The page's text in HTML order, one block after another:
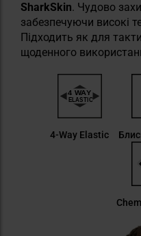
SharkSkin. Чудово
забезпечуючи високі
Підходить як для
щоденного
4-Way Elastic